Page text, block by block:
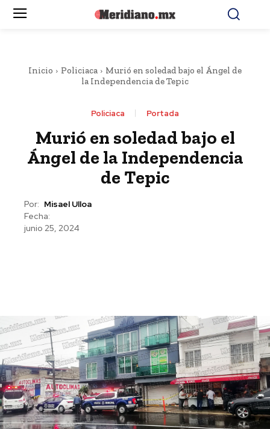
Inicio Policiaca
Murió en soledad bajo el Ángel de
la Independencia de Tepic
Policiaca Portada
Murió en soledad bajo el
Ángel de la Independencia
de Tepic
Por: Misael Ulloa
Fecha:
junio 25, 2024